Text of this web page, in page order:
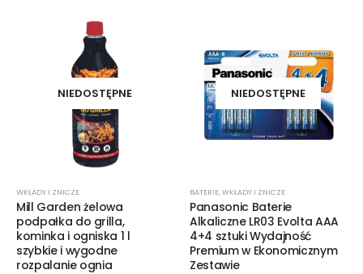
NIEDOSTĘPNE
WKŁADY I ZNICZE
Mill Garden żelowa
podpałka do grilla,
kominka i ogniska 1 l
szybkie i wygodne
rozpalanie ognia
NIEDOSTĘPNE
BATERIE,WKŁADY I ZNICZE
Panasonic Baterie
Alkaliczne LR03 Evolta AAA
4+4 sztuki Wydajność
Premium w Ekonomicznym
Zestawie